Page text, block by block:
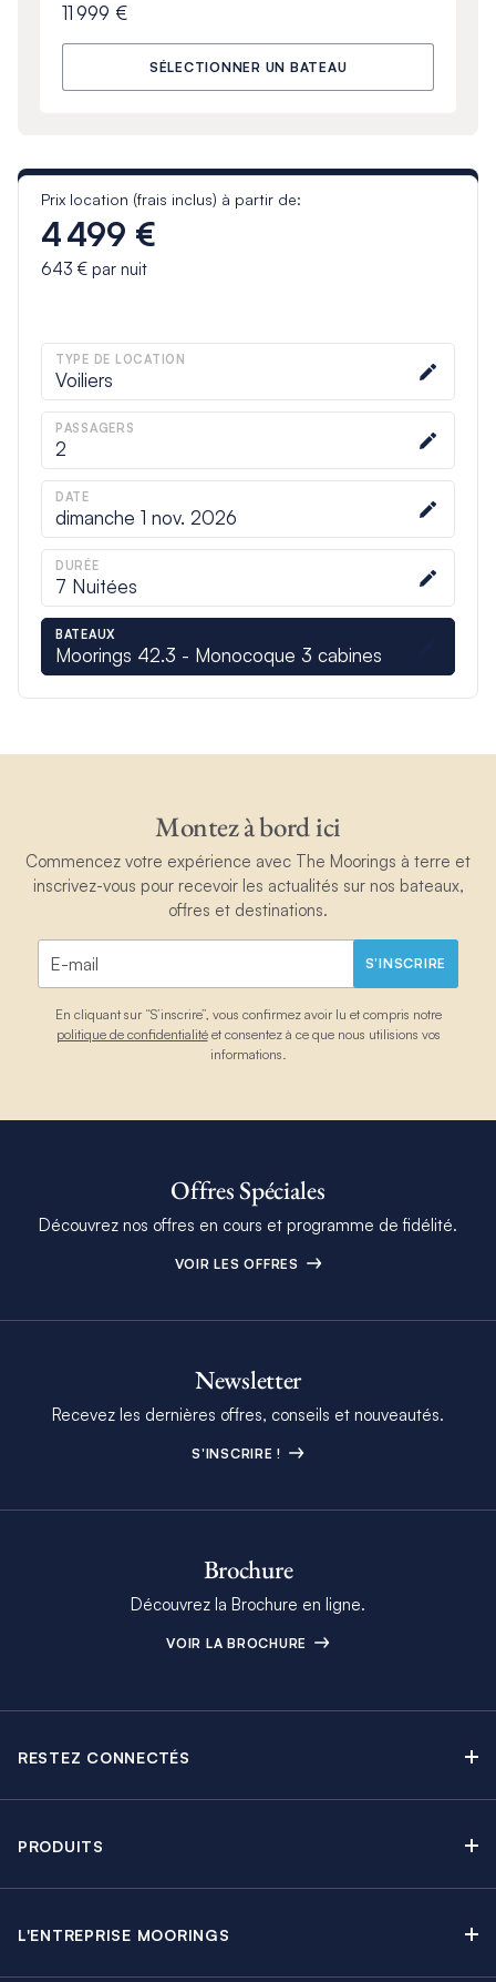
11 999 €
SÉLECTIONNER UN BATEAU
Prix location (frais inclus) à partir de:
4 499 €
643 €par nuit
TYPE DE LOCATION
Voiliers
PASSAGERS
2
DATE
dimanche 1 nov. 2026
DURÉE
7 Nuitées
BATEAUX
Moorings 42.3 - Monocoque 3 cabines
Montez à bord ici
Commencez votre expérience avec The Moorings à terre et
inscrivez-vous pour recevoir les actualités sur nos bateaux,
offres et destinations.
S'INSCRIRE
En cliquant sur “S’inscrire”, vous confirmez avoir lu et compris notre
politique de confidentialitéet consentez à ce que nous utilisions vos
informations.
Offres Spéciales
Découvrez nos offres en cours et programme de fidélité.
VOIR LES OFFRES
Newsletter
Recevez les dernières offres, conseils et nouveautés.
S'INSCRIRE !
Brochure
Découvrez la Brochure en ligne.
VOIR LA BROCHURE
RESTEZ CONNECTÉS
Offres en cours
PRODUITS
L'ENTREPRISE MOORINGS